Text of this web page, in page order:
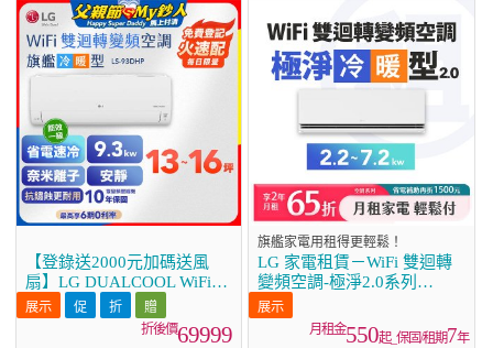
【登錄送2000元加碼送風
扇】LG DUALCOOL WiFi雙
迴轉變頻空調 - 旗艦冷暖型
_9.3kw LS-93DHP
69999
旗艦家電用租得更輕鬆！
LG 家電租賃－WiFi 雙迴轉
變頻空調-極淨2.0系列
(2.2kw~7.2kw)
550起_保固/租期7年